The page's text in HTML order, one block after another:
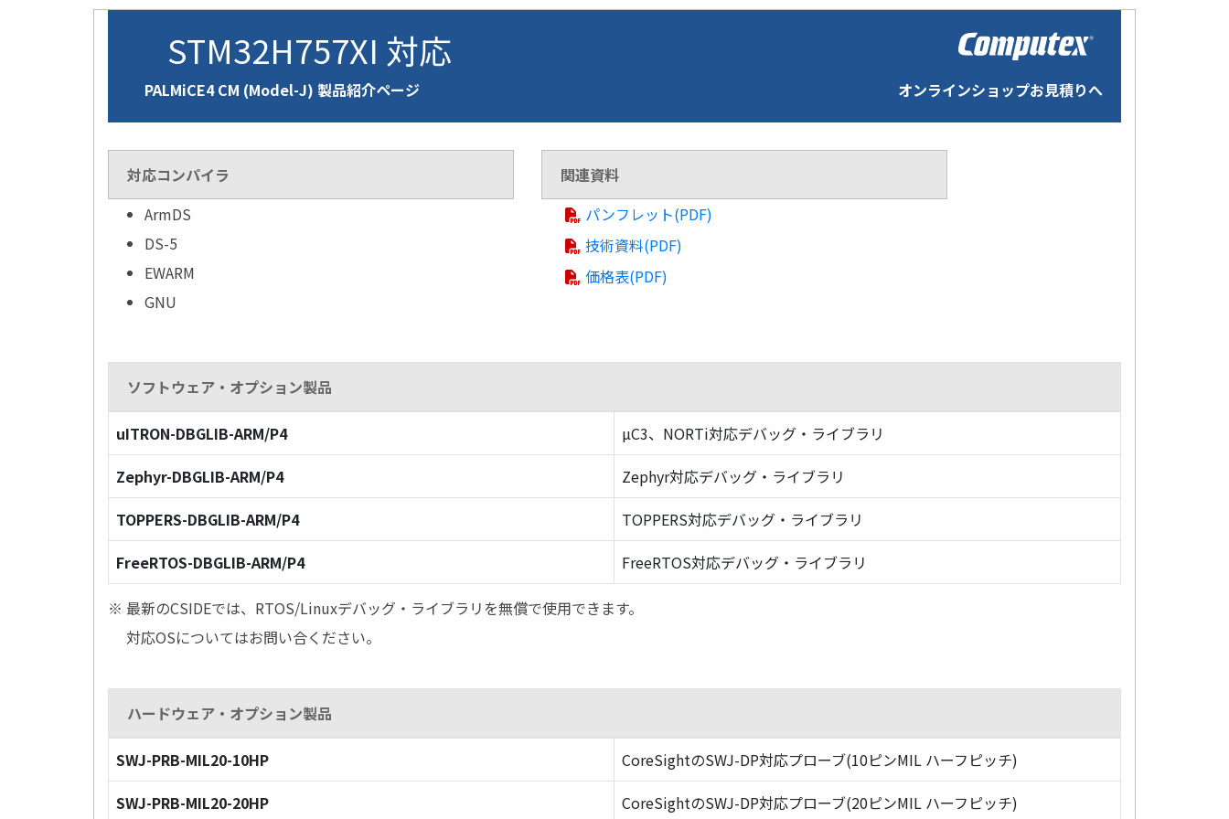
STM32H757XI 対応
PALMiCE4 CM (Model-J) 製品紹介ページ オンラインショップお見積りへ
対応コンパイラ
ArmDS
DS-5
EWARM
GNU
関連資料
パンフレット(PDF)
技術資料(PDF)
価格表(PDF)
ソフトウェア・オプション製品
uITRON-DBGLIB-ARM/P4
µC3、NORTi対応デバッグ・ライブラリ
Zephyr-DBGLIB-ARM/P4
Zephyr対応デバッグ・ライブラリ
TOPPERS-DBGLIB-ARM/P4
TOPPERS対応デバッグ・ライブラリ
FreeRTOS-DBGLIB-ARM/P4
FreeRTOS対応デバッグ・ライブラリ
※ 最新のCSIDEでは、RTOS/Linuxデバッグ・ライブラリを無償で使用できます。
対応OSについてはお問い合ください。
ハードウェア・オプション製品
SWJ-PRB-MIL20-10HP
CoreSightのSWJ-DP対応プローブ(10ピンMIL ハーフピッチ)
SWJ-PRB-MIL20-20HP
CoreSightのSWJ-DP対応プローブ(20ピンMIL ハーフピッチ)